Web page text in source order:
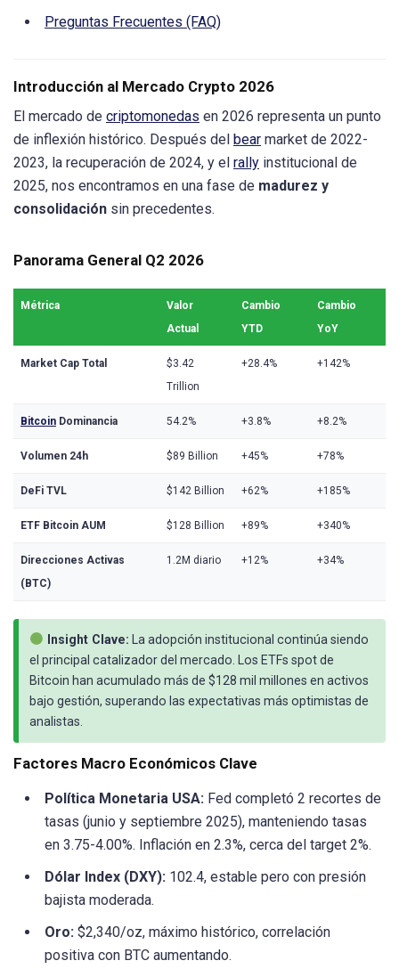
Preguntas Frecuentes (FAQ)
Introducción al Mercado Crypto 2026
El mercado de criptomonedas en 2026 representa un punto
de inflexión histórico. Después del bear market de 2022-
2023, la recuperación de 2024, y el rally institucional de
2025, nos encontramos en una fase de madurez y
consolidación sin precedentes.
Panorama General Q2 2026
Métrica
Valor
Actual
Cambio
YTD
Cambio
YoY
Market Cap Total
$3.42
Trillion
+28.4% +142%
Bitcoin Dominancia 54.2% +3.8% +8.2%
Volumen 24h $89 Billion +45% +78%
DeFi TVL $142 Billion +62% +185%
ETF Bitcoin AUM $128 Billion +89% +340%
Direcciones Activas
(BTC)
1.2M diario +12% +34%
Insight Clave: La adopción institucional continúa siendo
el principal catalizador del mercado. Los ETFs spot de
Bitcoin han acumulado más de $128 mil millones en activos
bajo gestión, superando las expectativas más optimistas de
analistas.
Factores Macro Económicos Clave
Política Monetaria USA: Fed completó 2 recortes de
tasas (junio y septiembre 2025), manteniendo tasas
en 3.75-4.00%. Inflación en 2.3%, cerca del target 2%.
Dólar Index (DXY): 102.4, estable pero con presión
bajista moderada.
Oro: $2,340/oz, máximo histórico, correlación
positiva con BTC aumentando.